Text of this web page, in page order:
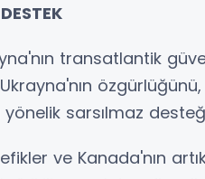
transatlantik
yönelik sarsılmaz
ve Kanada'nın